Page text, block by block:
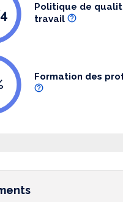
Politique de
travail
Formation des